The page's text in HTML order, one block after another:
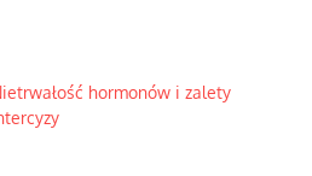
hormonów i zalety